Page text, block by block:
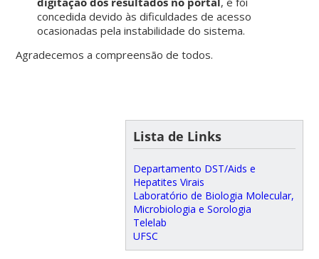
concedida devido às dificuldades de acesso
ocasionadas pela instabilidade do sistema.
Agradecemos a compreensão de todos.
Lista de Links
Departamento DST/Aids e
Hepatites Virais
Laboratório de Biologia Molecular,
Microbiologia e Sorologia
Telelab
UFSC